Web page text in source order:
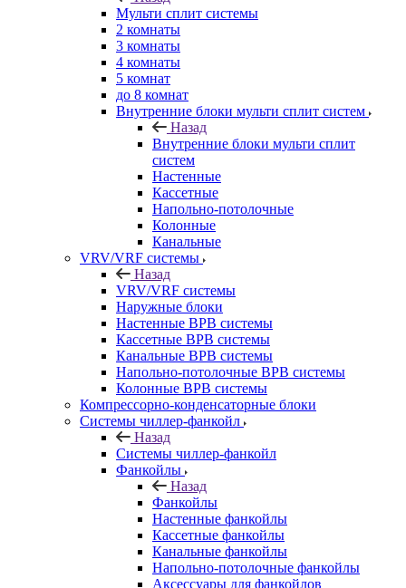
Мульти сплит системы
2 комнаты
3 комнаты
4 комнаты
5 комнат
до 8 комнат
Внутренние блоки мульти сплит систем
Назад
Внутренние блоки мульти сплит
систем
Настенные
Кассетные
Напольно-потолочные
Колонные
Канальные
VRV/VRF системы
Назад
VRV/VRF системы
Наружные блоки
Настенные ВРВ системы
Кассетные ВРВ системы
Канальные ВРВ системы
Напольно-потолочные ВРВ системы
Колонные ВРВ системы
Компрессорно-конденсаторные блоки
Системы чиллер-фанкойл
Назад
Системы чиллер-фанкойл
Фанкойлы
Назад
Фанкойлы
Настенные фанкойлы
Кассетные фанкойлы
Канальные фанкойлы
Напольно-потолочные фанкойлы
Аксессуары для фанкойлов